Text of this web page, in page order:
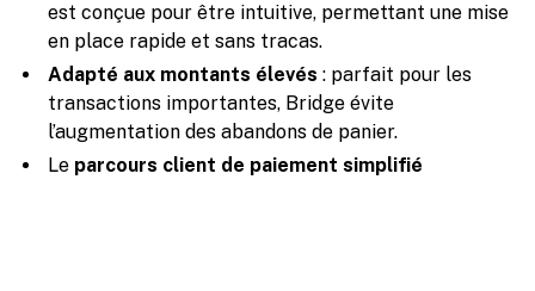
est conçue pour être intuitive, permettant une mise
en place rapide et sans tracas.
Adapté aux montants élevés : parfait pour les
transactions importantes, Bridge évite
l’augmentation des abandons de panier.
Le parcours client de paiement simplifié